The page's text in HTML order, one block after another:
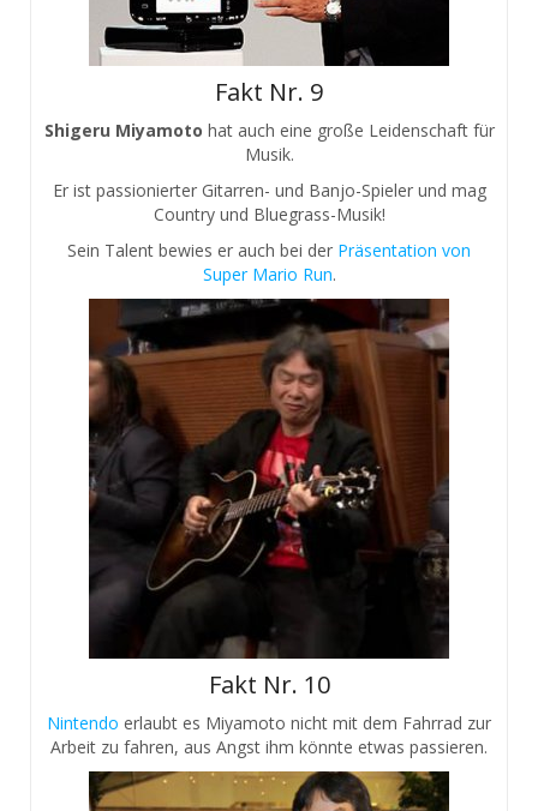
Fakt Nr. 9
Shigeru Miyamoto hat auch eine große Leidenschaft für
Musik.
Er ist passionierter Gitarren- und Banjo-Spieler und mag
Country und Bluegrass-Musik!
Sein Talent bewies er auch bei der Präsentation von
Super Mario Run.
Fakt Nr. 10
Nintendo erlaubt es Miyamoto nicht mit dem Fahrrad zur
Arbeit zu fahren, aus Angst ihm könnte etwas passieren.